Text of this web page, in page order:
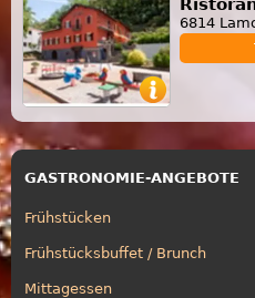
6814
GASTRONOMIE-ANGEBOTE
Frühstücken
Frühstücksbuffet / Brunch
Mittagessen